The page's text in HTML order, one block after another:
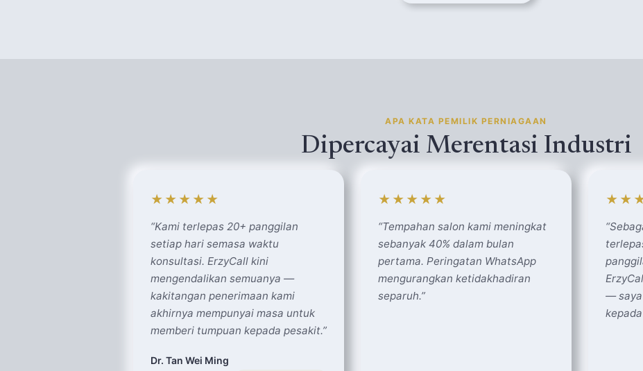
APA KATA PEMILIK PERNIAGAAN
Dipercayai Merentasi Industri
★★★★★
“Kami terlepas 20+ panggilan
setiap hari semasa waktu
konsultasi. ErzyCall kini
mengendalikan semuanya —
kakitangan penerimaan kami
akhirnya mempunyai masa untuk
memberi tumpuan kepada pesakit.”
Dr. Tan Wei Ming
★★★★★
“Tempahan salon kami meningkat
sebanyak 40% dalam bulan
pertama. Peringatan WhatsApp
mengurangkan ketidakhadiran
separuh.”
“
— saya